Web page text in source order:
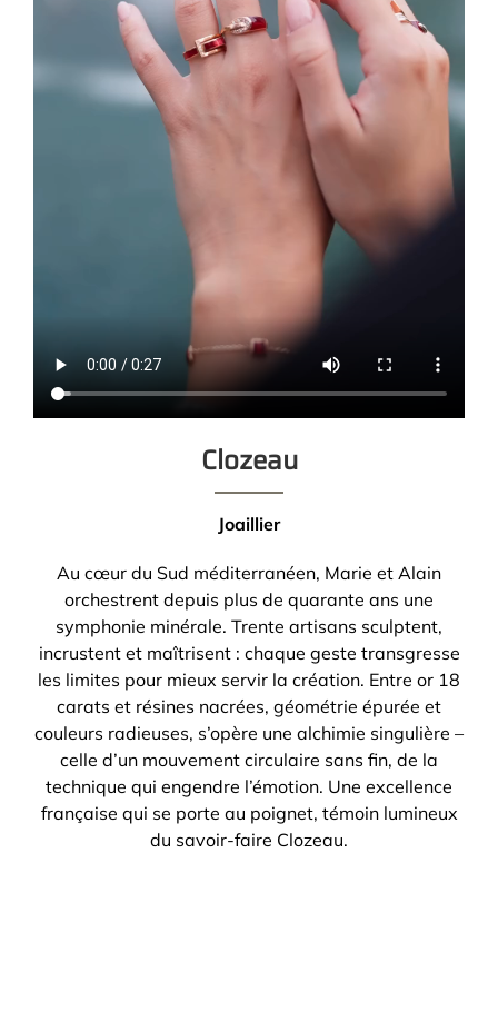
Clozeau
Joaillier
Au cœur du Sud méditerranéen, Marie et Alain
orchestrent depuis plus de quarante ans une
symphonie minérale. Trente artisans sculptent,
incrustent et maîtrisent : chaque geste transgresse
les limites pour mieux servir la création. Entre or 18
carats et résines nacrées, géométrie épurée et
couleurs radieuses, s’opère une alchimie singulière –
celle d’un mouvement circulaire sans fin, de la
technique qui engendre l’émotion. Une excellence
française qui se porte au poignet, témoin lumineux
du savoir-faire Clozeau.